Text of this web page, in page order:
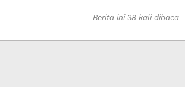
Berita ini 38 kali dibaca